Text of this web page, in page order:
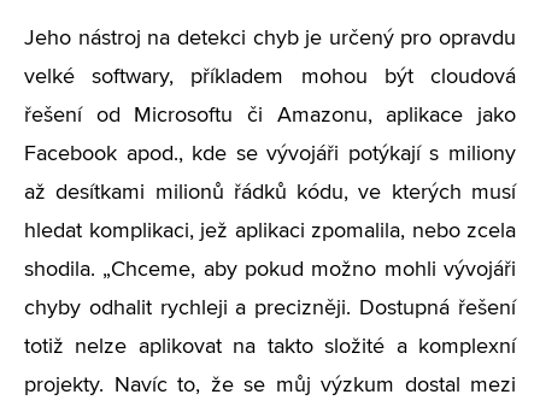
Jeho nástroj na detekci chyb je určený pro opravdu
velké softwary, příkladem mohou být cloudová
řešení od Microsoftu či Amazonu, aplikace jako
Facebook apod., kde se vývojáři potýkají s miliony
až desítkami milionů řádků kódu, ve kterých musí
hledat komplikaci, jež aplikaci zpomalila, nebo zcela
shodila. „Chceme, aby pokud možno mohli vývojáři
chyby odhalit rychleji a precizněji. Dostupná řešení
totiž nelze aplikovat na takto složité a komplexní
projekty. Navíc to, že se můj výzkum dostal mezi